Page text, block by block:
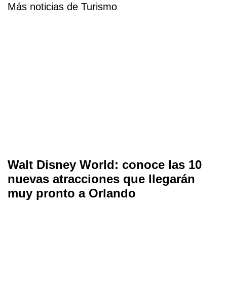
Más noticias de Turismo
Walt Disney World: conoce las 10
nuevas atracciones que llegarán
muy pronto a Orlando